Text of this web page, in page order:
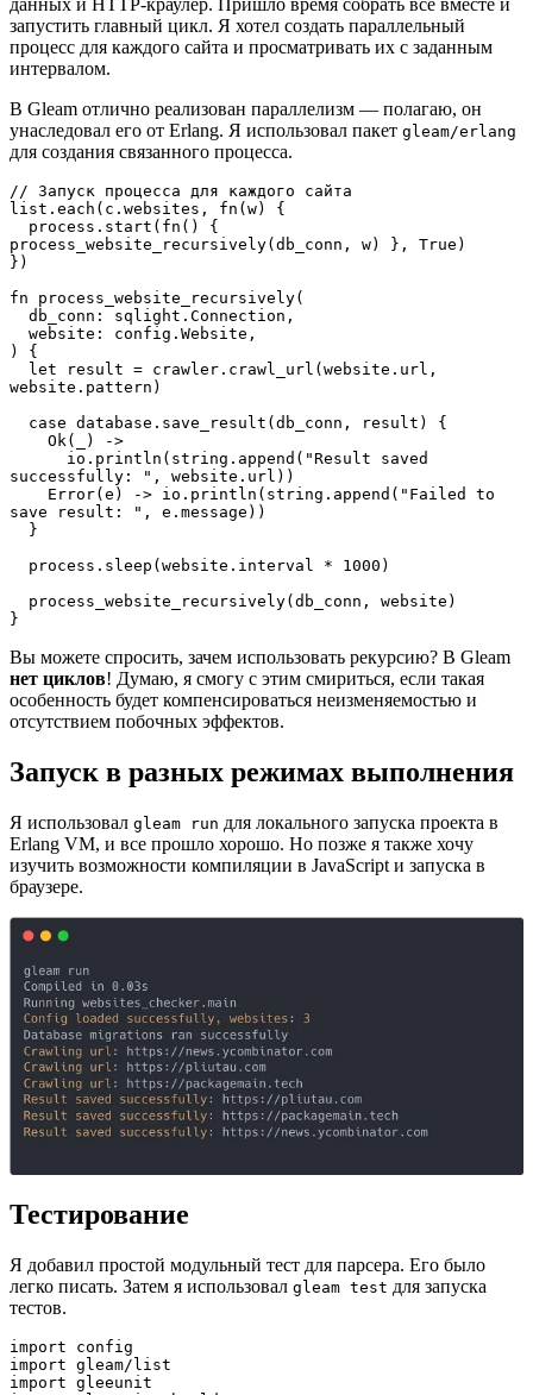
запустить главный цикл. Я хотел создать параллельный
процесс для каждого сайта и просматривать их с заданным
интервалом.
В Gleam отлично реализован параллелизм — полагаю, он
унаследовал его от Erlang. Я использовал пакет gleam/erlang
для создания связанного процесса.
// Запуск процесса для каждого сайта
list.each(c.websites, fn(w) {
process_website_recursively(db_conn, w) }, True)
})
fn process_website_recursively(
  db_conn: sqlight.Connection,
  website: config.Website,
) {
website.pattern)
  case database.save_result(db_conn, result) {
    Ok(_) ->
successfully: ", website.url))
save result: ", e.message))
  }
  process.sleep(website.interval * 1000)
  process_website_recursively(db_conn, website)
}
Вы можете спросить, зачем использовать рекурсию? В Gleam
нет циклов! Думаю, я смогу с этим смириться, если такая
особенность будет компенсироваться неизменяемостью и
отсутствием побочных эффектов.
Запуск в разных режимах выполнения
Я использовал gleam run для локального запуска проекта в
Erlang VM, и все прошло хорошо. Но позже я также хочу
изучить возможности компиляции в JavaScript и запуска в
браузере.
Тестирование
Я добавил простой модульный тест для парсера. Его было
легко писать. Затем я использовал gleam test для запуска
тестов.
import config
import gleam/list
import gleeunit